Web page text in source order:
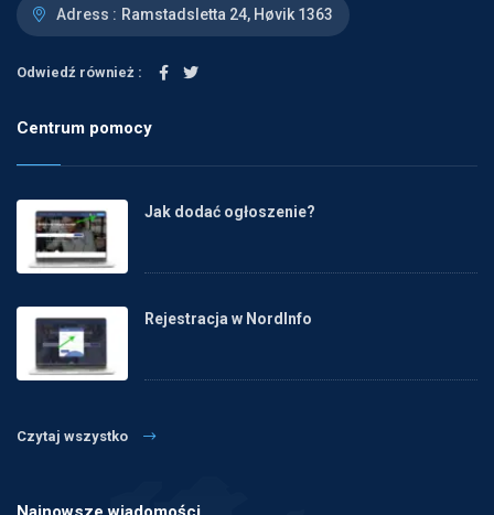
Adress : Ramstadsletta 24, Høvik 1363
Odwiedź również :
Centrum pomocy
Jak dodać ogłoszenie?
Rejestracja w NordInfo
Czytaj wszystko